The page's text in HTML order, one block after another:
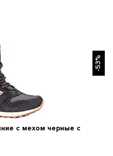
-53%
с мехом черные с